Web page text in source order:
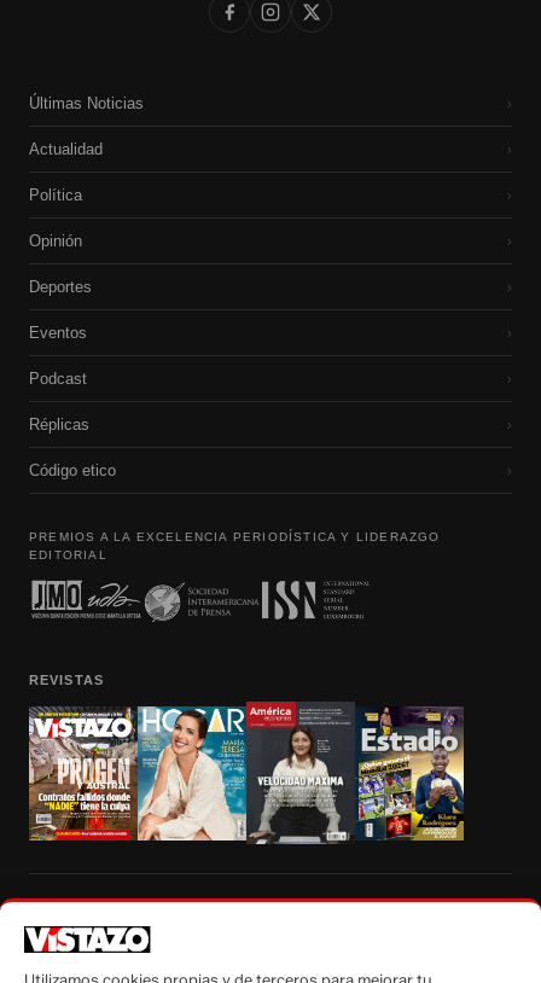
Últimas Noticias ›
Actualidad ›
Política ›
Opinión ›
Deportes ›
Eventos ›
Podcast ›
Réplicas ›
Código etico ›
PREMIOS A LA EXCELENCIA PERIODÍSTICA Y LIDERAZGO
EDITORIAL
REVISTAS
autorización escrita de su titular, de todos los contenidos de Vistazo.com.